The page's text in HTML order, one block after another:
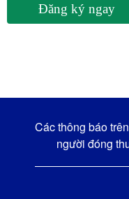
Đăng ký ngay
Các thông báo
người đóng